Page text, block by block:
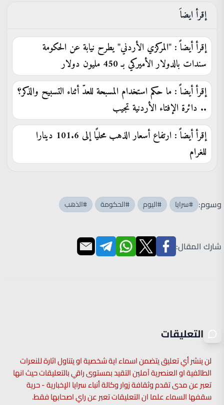
إقرأ ايضاَ
إقرأ أيضاً : "المركزي الأردني" يطرح نيابة عن الحكومة
سندات بالدولار الأميركي بـ 450 مليون دولار
إقرأ أيضاً : ما حكم استخدام المسبحة للعدّ أثناء التسبيح والذكر؟
.. دائرة الإفتاء الأردنية تجيب
إقرأ أيضاً : ارتفاع أسعار الذهب محليًا إلى 101.6 دينارا
للغرام
وسوم: #سرايا #اليوم #الحكومة #الذهب
شارك المقال:
التعليقات
لن ينشر أي تعليق يتضمن اسماء اية شخصية او يتناول اثارة للنعرات
الطائفية او العنصرية آملين التقيد بمستوى راقي بالتعليقات حيث انها
تعبر عن مدى تقدم وثقافة زوار وكالة أنباء سرايا الإخبارية - حرية
سقفها السماء علما ان التعليقات تعبر عن راي اصحابها فقط.